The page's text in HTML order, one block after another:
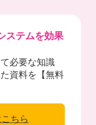
ステムを効果
必要な知識
資料を【無料
ちら